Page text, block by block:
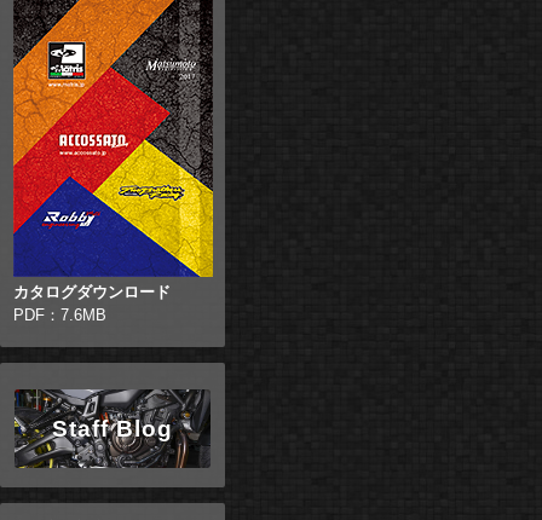
カタログダウンロード
PDF：7.6MB
Staff Blog